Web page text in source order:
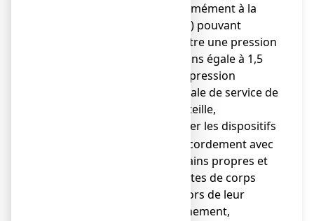
conformément à la
norme) pouvant
admettre une pression
au moins égale à 1,5
fois la pression
maximale de service de
la bouteille,
manipuler les dispositifs
de raccordement avec
des mains propres et
exemptes de corps
gras, lors de leur
branchement,